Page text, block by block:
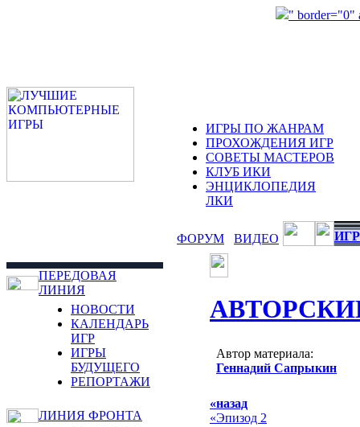
" border="0"
ИГРЫ ПО ЖАНРАМ
ПРОХОЖДЕНИЯ ИГР
СОВЕТЫ МАСТЕРОВ
КЛУБ ИКИ
ЭНЦИКЛОПЕДИЯ
ЛКИ
ФОРУМ ВИДЕО
ПЕРЕДОВАЯ
ЛИНИЯ
НОВОСТИ
КАЛЕНДАРЬ
ИГР
ИГРЫ
БУДУЩЕГО
РЕПОРТАЖИ
ЛИНИЯ ФРОНТА
Автор материала:
Геннадий Сапрыкин
«назад
«Эпизод 2